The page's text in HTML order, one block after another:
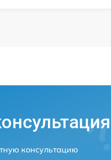
консультацию